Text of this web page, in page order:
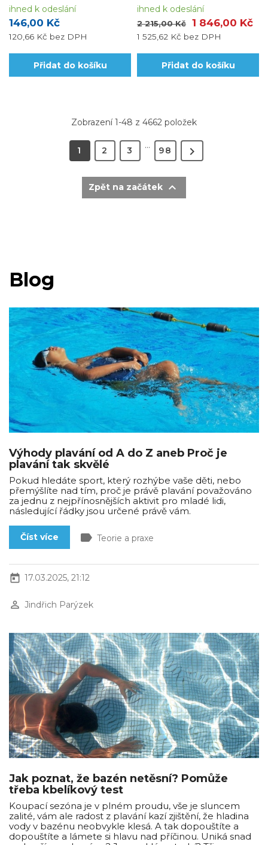
fólie.Dodáváme po běžných
metrech...
146,00 Kč
120,66 Kč bez DPH
ihned k odeslání
Přidat do košíku
(uvedená cena je za 1 bm fólie šířky
1,65 m = 1,65 m2). Návin na roli je
21...
2 215,00 Kč 1 846,00 Kč
1 525,62 Kč bez DPH
ihned k odeslání
Přidat do košíku
Zobrazení 1-48 z 4662 položek
1 2 3 … 98 
Zpět na začátek 
Blog
Výhody plavání od A do Z aneb Proč je
plavání tak skvělé
Pokud hledáte sport, který rozhýbe vaše děti, nebo
přemýšlíte nad tím, proč je právě plavání považováno
za jednu z nejpřínosnějších aktivit pro mladé lidi,
následující řádky jsou určené právě vám.
Číst více label Teorie a praxe
today 17.03.2025, 21:12
perm_identity Jindřich Parýzek
Jak poznat, že bazén netěsní? Pomůže
třeba kbelíkový test
Koupací sezóna je v plném proudu, vše je sluncem
zalité, vám ale radost z plavání kazí zjištění, že hladina
vody v bazénu neobvykle klesá. A tak dopouštíte a
dopouštíte a lámete si hlavu nad příčinou. Uniká snad